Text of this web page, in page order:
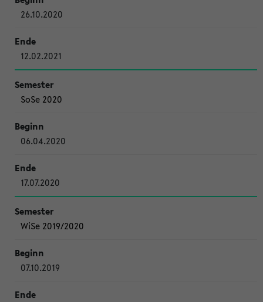
26.10.2020
12.02.2021
SoSe 2020
06.04.2020
17.07.2020
WiSe 2019/2020
07.10.2019